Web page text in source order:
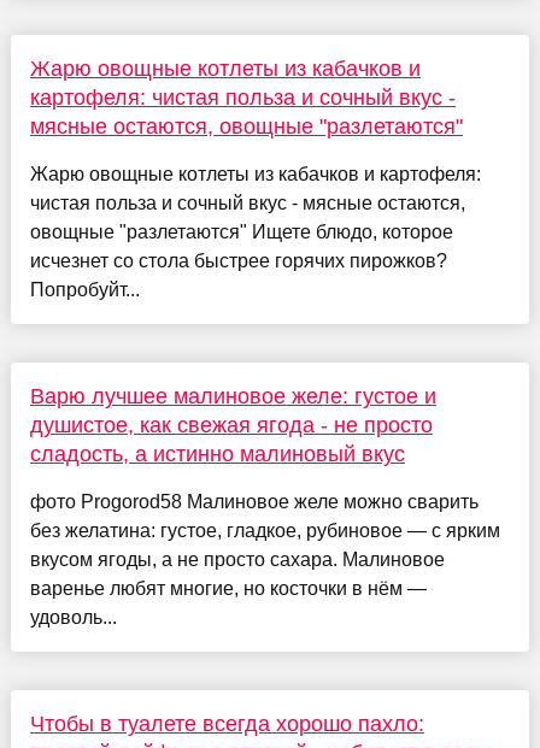
Жарю овощные котлеты из кабачков и
картофеля: чистая польза и сочный вкус -
мясные остаются, овощные "разлетаются"
Жарю овощные котлеты из кабачков и картофеля:
чистая польза и сочный вкус - мясные остаются,
овощные "разлетаются" Ищете блюдо, которое
исчезнет со стола быстрее горячих пирожков?
Попробуйт...
Варю лучшее малиновое желе: густое и
душистое, как свежая ягода - не просто
сладость, а истинно малиновый вкус
фото Progorod58 Малиновое желе можно сварить
без желатина: густое, гладкое, рубиновое — с ярким
вкусом ягоды, а не просто сахара. Малиновое
варенье любят многие, но косточки в нём —
удоволь...
Чтобы в туалете всегда хорошо пахло: